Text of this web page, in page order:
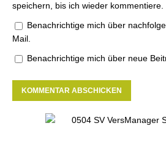
speichern, bis ich wieder kommentiere.
Benachrichtige mich über
Mail.
Benachrichtige mich über neue